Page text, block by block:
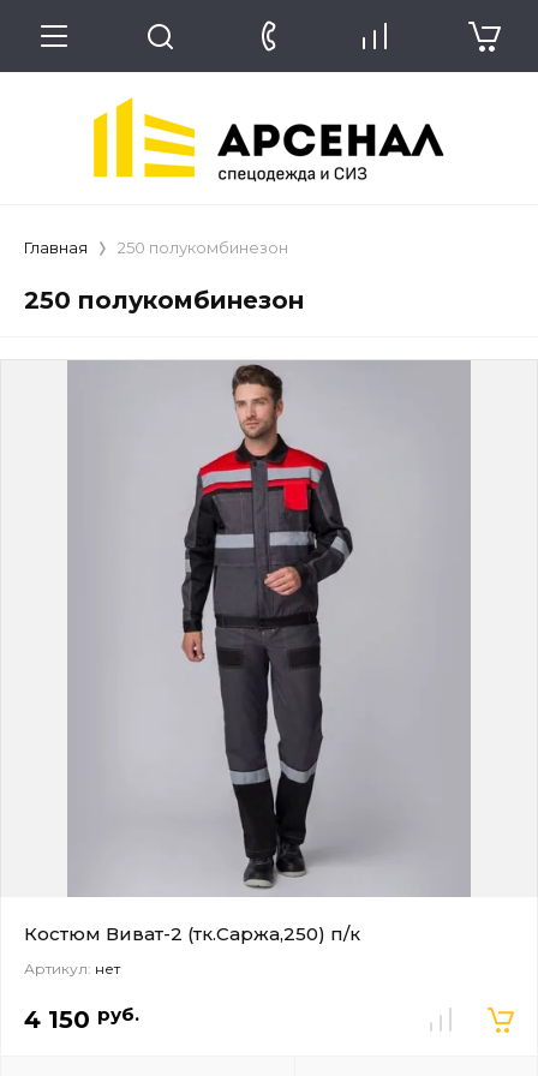
Главная 250 полукомбинезон
250 полукомбинезон
Костюм Виват-2 (тк.Саржа,250) п/к
Артикул: нет
4 150 руб.